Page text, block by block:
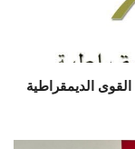
الديمقراطية